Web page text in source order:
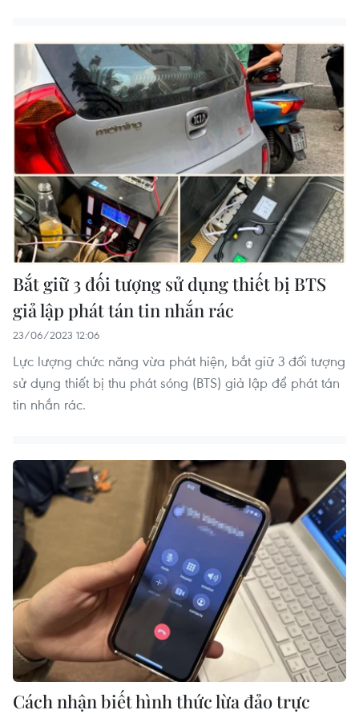
Bắt giữ 3 đối tượng sử dụng thiết bị BTS
giả lập phát tán tin nhắn rác
23/06/2023 12:06
Lực lượng chức năng vừa phát hiện, bắt giữ 3 đối tượng
sử dụng thiết bị thu phát sóng (BTS) giả lập để phát tán
tin nhắn rác.
Cách nhận biết hình thức lừa đảo trực